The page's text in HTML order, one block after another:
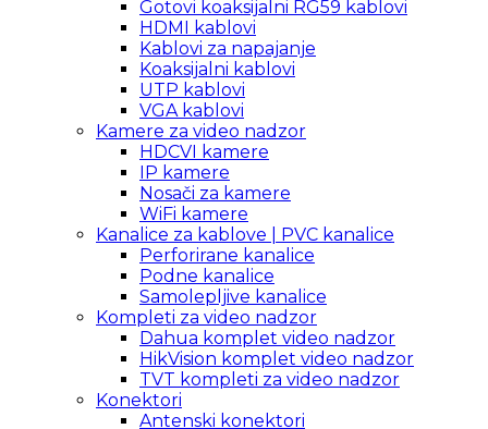
Gotovi koaksijalni RG59 kablovi
HDMI kablovi
Kablovi za napajanje
Koaksijalni kablovi
UTP kablovi
VGA kablovi
Kamere za video nadzor
HDCVI kamere
IP kamere
Nosači za kamere
WiFi kamere
Kanalice za kablove | PVC kanalice
Perforirane kanalice
Podne kanalice
Samolepljive kanalice
Kompleti za video nadzor
Dahua komplet video nadzor
HikVision komplet video nadzor
TVT kompleti za video nadzor
Konektori
Antenski konektori